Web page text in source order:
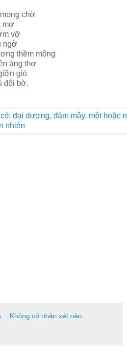
chờ
mơ
vỡ
ngờ
thềm mộng
áng thơ
gió
đôi bờ.
Không có nhận xét nào: